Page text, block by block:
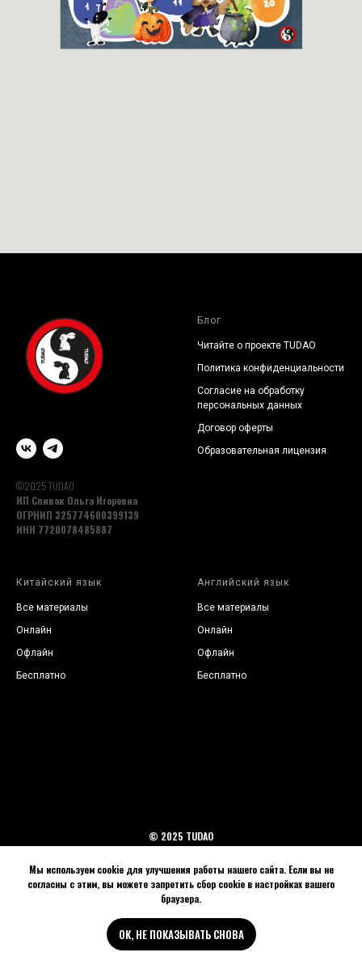
©2025 TUDAO
ИП Спивак Ольга Игоревна
ОГРНИП 325774600399139
ИНН 7720078485887
Блог
Читайте о проекте TUDAO
Политика конфиденциальности
Согласие на обработку
персональных данных
Договор оферты
Образовательная лицензия
Китайский язык
Все материалы
Онлайн
Офлайн
Бесплатно
Английский язык
Все материалы
Онлайн
Офлайн
Бесплатно
© 2025 TUDAO
Back to top
Мы используем cookie для улучшения работы нашего сайта. Если вы не
согласны с этим, вы можете запретить сбор cookie в настройках вашего
браузера.
ОК, НЕ ПОКАЗЫВАТЬ СНОВА